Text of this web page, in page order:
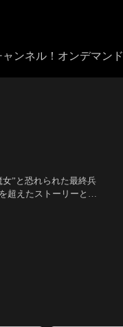
ャンネル！オンデマンド
”と恐れられた最終兵
超えたストーリーと驚